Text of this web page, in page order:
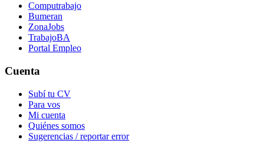
Computrabajo
Bumeran
ZonaJobs
TrabajoBA
Portal Empleo
Cuenta
Subí tu CV
Para vos
Mi cuenta
Quiénes somos
Sugerencias / reportar error